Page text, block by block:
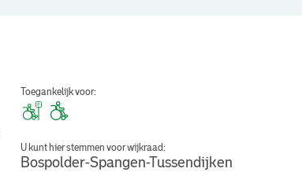
Toegankelijk voor:
U kunt hier stemmen voor wijkraad:
Bospolder-Spangen-Tussendijken